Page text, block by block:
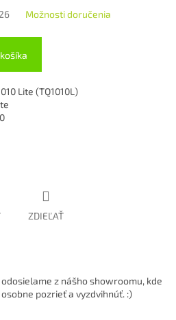
Možnosti doručenia
Lite (TQ1010L)
ZDIEĽAŤ
z nášho showroomu, kde
pozrieť a vyzdvihnúť. :)